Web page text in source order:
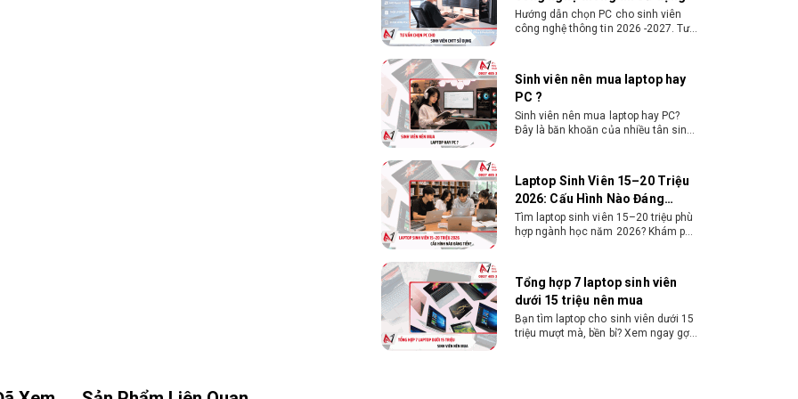
Sinh viên nên mua laptop hay PC?
Đây là băn khoăn của nhiều tân sinh
Laptop Sinh Viên 15–20 Triệu
2026: Cấu Hình Nào Đáng
Tiền?
Tìm laptop sinh viên 15–20 triệu phù
hợp ngành học năm 2026? Khám phá
Tổng hợp 7 laptop sinh viên
dưới 15 triệu nên mua
Bạn tìm laptop cho sinh viên dưới 15
triệu mượt mà, bền bỉ? Xem ngay gợi
năm đại học.
Dịch vụ build PC đồ họa tại
Đồng Nai theo yêu cầu, giá tốt,
uy tín
Dịch vụ build PC đồ họa tại Đồng Nai
theo yêu cầu uy tín, tối ưu cấu hình